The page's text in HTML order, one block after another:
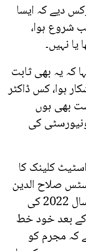
دیے کہ ایسا
شروع ہوا،
نہیں۔
کہ یہ بھی ثابت
ہوا، کس ڈاکٹر
بھی ہوں
کی
کلینک کا
صلاح الدین
پہنور نے کہا کہ اس خط پر تو سال 2022 کی
کے بعد خود خط
کہ مجرم کو